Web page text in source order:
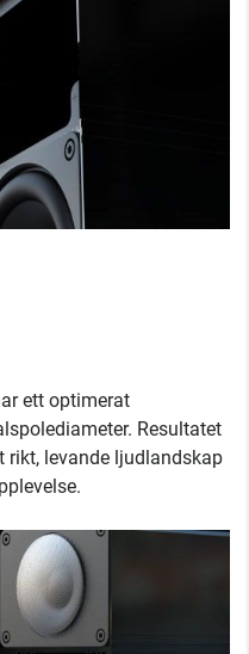
ett optimerat
Resultatet
rikt, levande ljudlandskap